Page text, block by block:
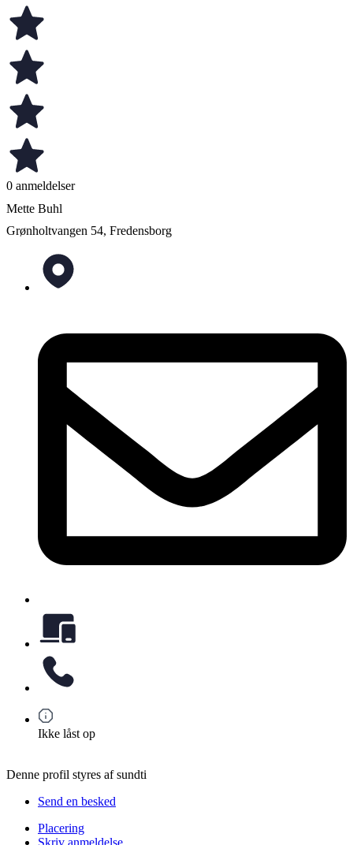
0 anmeldelser
Mette Buhl
Grønholtvangen 54, Fredensborg
Ikke låst op
Denne profil styres af sundti
Send en besked
Placering